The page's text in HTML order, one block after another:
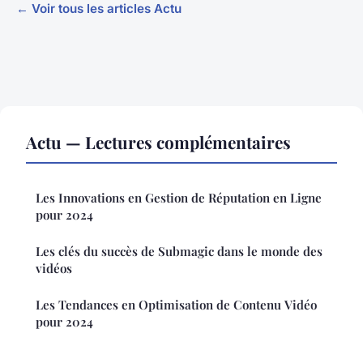
← Voir tous les articles Actu
Actu — Lectures complémentaires
Les Innovations en Gestion de Réputation en Ligne
pour 2024
Les clés du succès de Submagic dans le monde des
vidéos
Les Tendances en Optimisation de Contenu Vidéo
pour 2024